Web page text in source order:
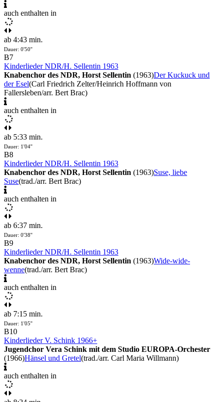
auch enthalten in
ab 4:43 min.
Dauer: 0'50''
B7
Kinderlieder NDR/H. Sellentin 1963
Knabenchor des NDR, Horst Sellentin (1963)Der Kuckuck und
der Esel(Carl Friedrich Zelter/Heinrich Hoffmann von
Fallersleben/arr. Bert Brac)
auch enthalten in
ab 5:33 min.
Dauer: 1'04''
B8
Kinderlieder NDR/H. Sellentin 1963
Knabenchor des NDR, Horst Sellentin (1963)Suse, liebe
Suse(trad./arr. Bert Brac)
auch enthalten in
ab 6:37 min.
Dauer: 0'38''
B9
Kinderlieder NDR/H. Sellentin 1963
Knabenchor des NDR, Horst Sellentin (1963)Wide-wide-
wenne(trad./arr. Bert Brac)
auch enthalten in
ab 7:15 min.
Dauer: 1'05''
B10
Kinderlieder V. Schink 1966+
Jugendchor Vera Schink mit dem Studio EUROPA-Orchester
(1966)Hänsel und Gretel(trad./arr. Carl Maria Willmann)
auch enthalten in